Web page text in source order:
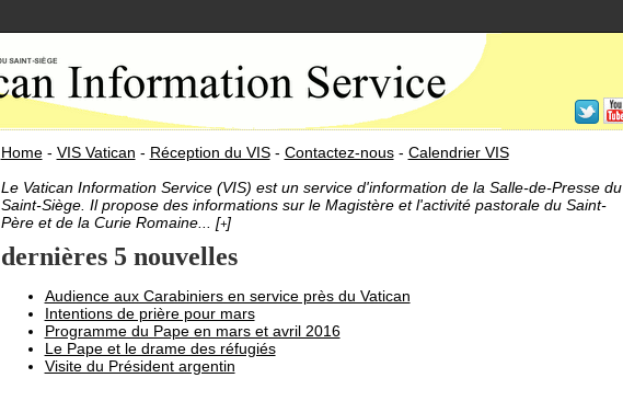
Home- VIS Vatican - Réception du VIS- Contactez-nous- Calendrier VIS
Le Vatican Information Service (VIS) est un service d'information de la Salle-de-Presse du
Saint-Siège. Il propose des informations sur le Magistère et l'activité pastorale du Saint-
Père et de la Curie Romaine... [+]
dernières 5 nouvelles
Audience aux Carabiniers en service près du Vatican
Intentions de prière pour mars
Programme du Pape en mars et avril 2016
Le Pape et le drame des réfugiés
Visite du Président argentin